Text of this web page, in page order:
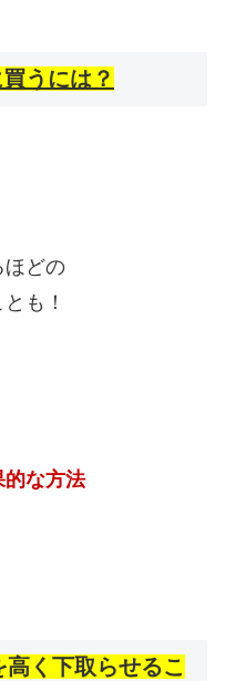
うには？
ほどの
も！
的な方法
く下取らせるこ